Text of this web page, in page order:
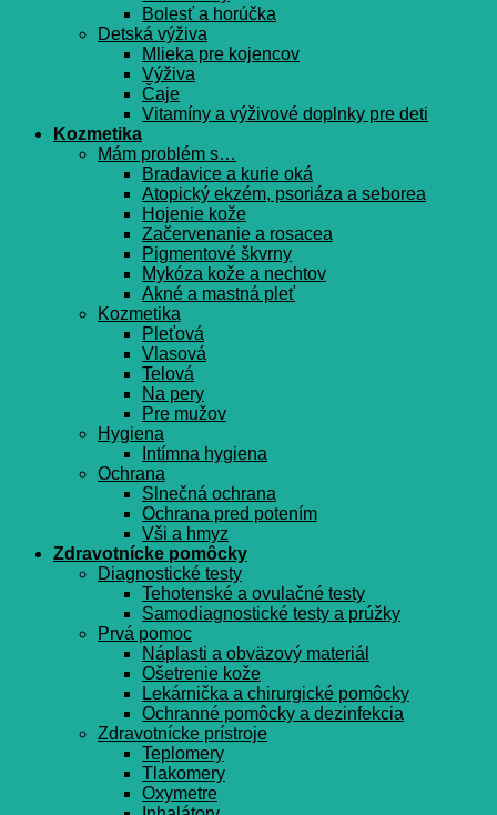
Bolesť a horúčka
Detská výživa
Mlieka pre kojencov
Výživa
Čaje
Vitamíny a výživové doplnky pre deti
Kozmetika
Mám problém s…
Bradavice a kurie oká
Atopický ekzém, psoriáza a seborea
Hojenie kože
Začervenanie a rosacea
Pigmentové škvrny
Mykóza kože a nechtov
Akné a mastná pleť
Kozmetika
Pleťová
Vlasová
Telová
Na pery
Pre mužov
Hygiena
Intímna hygiena
Ochrana
Slnečná ochrana
Ochrana pred potením
Vši a hmyz
Zdravotnícke pomôcky
Diagnostické testy
Tehotenské a ovulačné testy
Samodiagnostické testy a prúžky
Prvá pomoc
Náplasti a obväzový materiál
Ošetrenie kože
Lekárnička a chirurgické pomôcky
Ochranné pomôcky a dezinfekcia
Zdravotnícke prístroje
Teplomery
Tlakomery
Oxymetre